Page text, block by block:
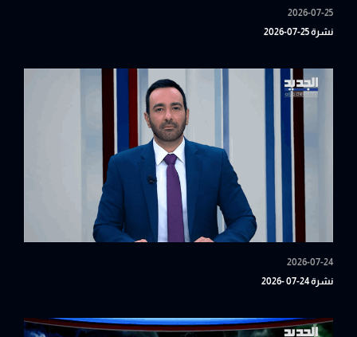
2026-07-25
نشرة 25-07-2026
2026-07-24
نشرة 24-07 -2026